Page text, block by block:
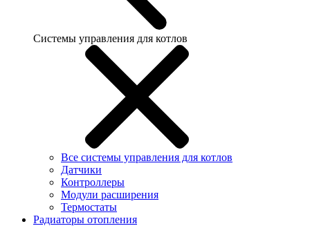
Системы управления для котлов
Все системы управления для котлов
Датчики
Контроллеры
Модули расширения
Термостаты
Радиаторы отопления